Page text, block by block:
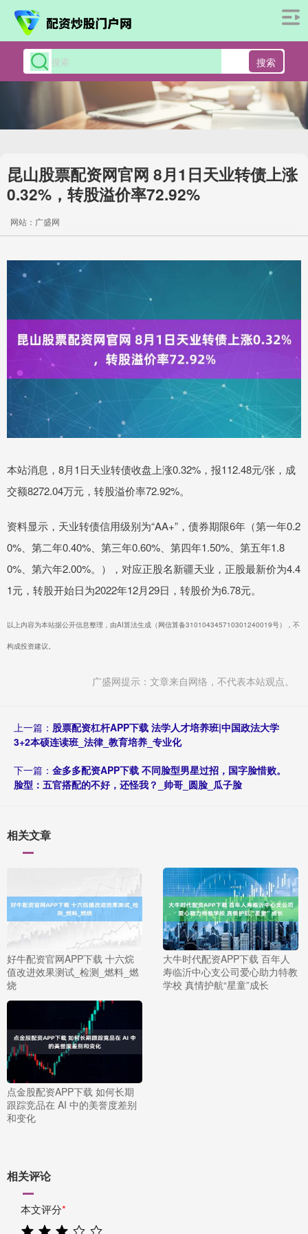
搜索
昆山股票配资网官网 8月1日天业转债上涨
0.32%，转股溢价率72.92%
网站：广盛网
本站消息，8月1日天业转债收盘上涨0.32%，报112.48元/张，成
交额8272.04万元，转股溢价率72.92%。
资料显示，天业转债信用级别为“AA+”，债券期限6年（第一年0.2
0%、第二年0.40%、第三年0.60%、第四年1.50%、第五年1.8
0%、第六年2.00%。），对应正股名新疆天业，正股最新价为4.4
1元，转股开始日为2022年12月29日，转股价为6.78元。
以上内容为本站据公开信息整理，由AI算法生成（网信算备310104345710301240019号），不
构成投资建议。
广盛网提示：文章来自网络，不代表本站观点。
上一篇： 股票配资杠杆APP下载 法学人才培养班|中国政法大学
3+2本硕连读班_法律_教育培养_专业化
下一篇： 金多多配资APP下载 不同脸型男星过招，国字脸惜败。
脸型：五官搭配的不好，还怪我？_帅哥_圆脸_瓜子脸
相关文章
好牛配资官网APP下载 十六烷
值改进效果测试_检测_燃料_燃
烧
大牛时代配资APP下载 百年人
寿临沂中心支公司爱心助力特教
学校 真情护航“星童”成长
点金股配资APP下载 如何长期
跟踪竞品在 AI 中的美誉度差别
和变化
相关评论
本文评分*